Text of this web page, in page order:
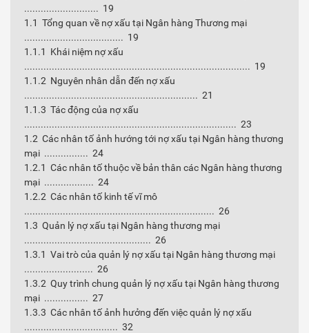
........................... 19
1.1 Tổng quan về nợ xấu tại Ngân hàng Thương mại
.................................... 19
1.1.1 Khái niệm nợ xấu
.................................................................................. 19
1.1.2 Nguyên nhân dẫn đến nợ xấu
............................................................... 21
1.1.3 Tác động của nợ xấu
............................................................................. 23
1.2 Các nhân tố ảnh hướng tới nợ xấu tại Ngân hàng thương
mại ................ 24
1.2.1 Các nhân tố thuộc về bản thân các Ngân hàng thương
mại .................. 24
1.2.2 Các nhân tố kinh tế vĩ mô
..................................................................... 26
1.3 Quản lý nợ xấu tại Ngân hàng thương mại
.............................................. 26
1.3.1 Vai trò của quản lý nợ xấu tại Ngân hàng thương mại
......................... 26
1.3.2 Quy trình chung quản lý nợ xấu tại Ngân hàng thương
mại ................ 27
1.3.3 Các nhân tố ảnh hưởng đến việc quản lý nợ xấu
.................................. 32